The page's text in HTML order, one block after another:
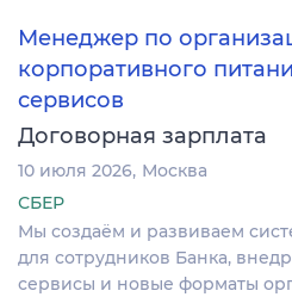
Менеджер по
корпоративного
сервисов
Договорная зарплата
10 июля 2026 Москва
СБЕР
Мы создаём и развиваем
для сотрудников Банка,
сервисы и новые форматы